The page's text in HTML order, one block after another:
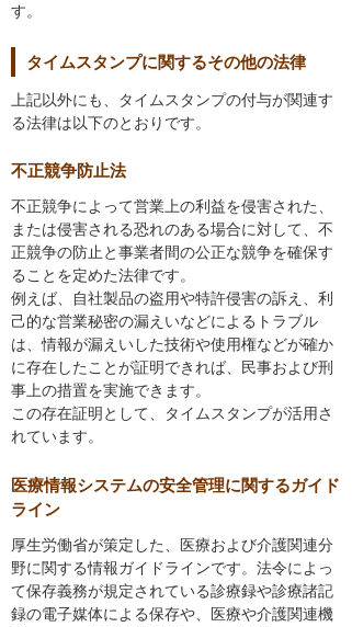
す。
タイムスタンプに関するその他の法律
上記以外にも、タイムスタンプの付与が関連す
る法律は以下のとおりです。
不正競争防止法
不正競争によって営業上の利益を侵害された、
または侵害される恐れのある場合に対して、不
正競争の防止と事業者間の公正な競争を確保す
ることを定めた法律です。
例えば、自社製品の盗用や特許侵害の訴え、利
己的な営業秘密の漏えいなどによるトラブル
は、情報が漏えいした技術や使用権などが確か
に存在したことが証明できれば、民事および刑
事上の措置を実施できます。
この存在証明として、タイムスタンプが活用さ
れています。
医療情報システムの安全管理に関するガイド
ライン
厚生労働省が策定した、医療および介護関連分
野に関する情報ガイドラインです。法令によっ
て保存義務が規定されている診療録や診療諸記
録の電子媒体による保存や、医療や介護関連機